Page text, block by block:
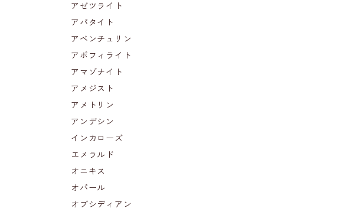
アゼツライト
アパタイト
アベンチュリン
アポフィライト
アマゾナイト
アメジスト
アメトリン
アンデシン
インカローズ
エメラルド
オニキス
オパール
オブシディアン